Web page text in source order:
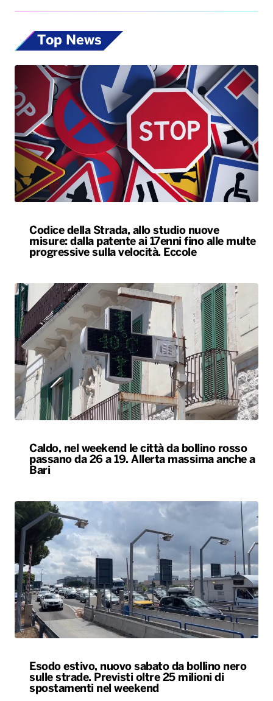
Top News
Codice della Strada, allo studio nuove
misure: dalla patente ai 17enni fino alle multe
progressive sulla velocità. Eccole
Caldo, nel weekend le città da bollino rosso
passano da 26 a 19. Allerta massima anche a
Bari
Esodo estivo, nuovo sabato da bollino nero
sulle strade. Previsti oltre 25 milioni di
spostamenti nel weekend